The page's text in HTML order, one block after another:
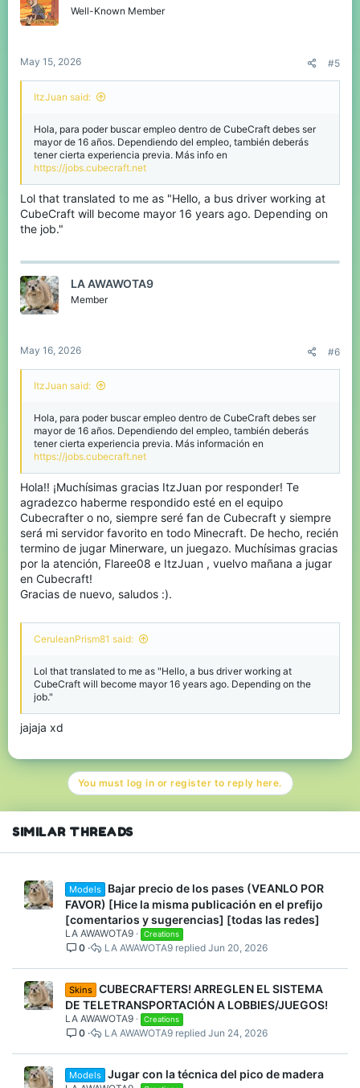
Well-Known Member
May 15, 2026 #5
ItzJuan said:
Hola, para poder buscar empleo dentro de CubeCraft debes ser
mayor de 16 años. Dependiendo del empleo, también deberás
tener cierta experiencia previa. Más info en
https://jobs.cubecraft.net
Lol that translated to me as "Hello, a bus driver working at
CubeCraft will become mayor 16 years ago. Depending on
the job."
LA AWAWOTA9
Member
May 16, 2026 #6
ItzJuan said:
Hola, para poder buscar empleo dentro de CubeCraft debes ser
mayor de 16 años. Dependiendo del empleo, también deberás
tener cierta experiencia previa. Más información en
https://jobs.cubecraft.net
Hola!! ¡Muchísimas gracias ItzJuan por responder! Te
agradezco haberme respondido esté en el equipo
Cubecrafter o no, siempre seré fan de Cubecraft y siempre
será mi servidor favorito en todo Minecraft. De hecho, recién
termino de jugar Minerware, un juegazo. Muchísimas gracias
por la atención, Flaree08 e ItzJuan , vuelvo mañana a jugar
en Cubecraft!
Gracias de nuevo, saludos :).
CeruleanPrism81 said:
Lol that translated to me as "Hello, a bus driver working at
CubeCraft will become mayor 16 years ago. Depending on the
job."
jajaja xd
You must log in or register to reply here.
SIMILAR THREADS
Models
Bajar precio de los pases (VEANLO POR
FAVOR) [Hice la misma publicación en el prefijo
[comentarios y sugerencias] [todas las redes]
LA AWAWOTA9 Creations
0 Jun 20, 2026
LA AWAWOTA9
Skins CUBECRAFTERS! ARREGLEN EL SISTEMA
DE TELETRANSPORTACIÓN A LOBBIES/JUEGOS!
LA AWAWOTA9 Creations
0 Jun 24, 2026
LA AWAWOTA9
Models Jugar con la técnica del pico de madera